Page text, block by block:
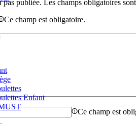
Enfant
pas publiée. Les champs obligatoires
Ce champ est obligatoire.
Ce champ est